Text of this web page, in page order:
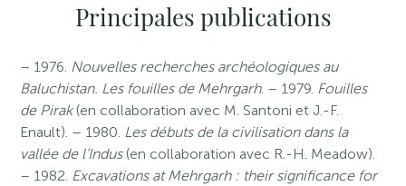
Principales publications
– 1976. Nouvelles recherches archéologiques au
Baluchistan. Les fouilles de Mehrgarh. – 1979. Fouilles
de Pirak (en collaboration avec M. Santoni et J.-F.
Enault). – 1980. Les débuts de la civilisation dans la
vallée de l’Indus(en collaboration avec R.-H. Meadow).
– 1982. Excavations at Mehrgarh : their significance for